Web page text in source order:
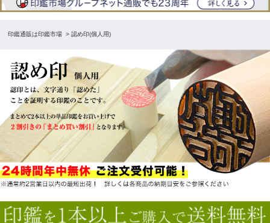
印鑑通販は印鑑市場 > 認め印(個人用)